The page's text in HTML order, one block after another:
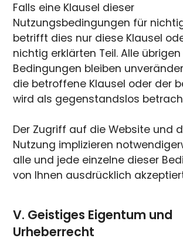
Falls eine Klausel dieser
Nutzungsbedingungen für
betrifft dies nur diese Klausel
nichtig erklärten Teil. Alle übrigen
Bedingungen bleiben
die betroffene Klausel oder der
wird als gegenstandslos
Der Zugriff auf die Website und
Nutzung implizieren
alle und jede einzelne dieser
von Ihnen ausdrücklich
V. Geistiges Eigentum und
Urheberrecht